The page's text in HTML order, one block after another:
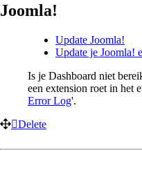
Joomla!
Update Joomla!
Update je Joomla!
Is je Dashboard niet
een extension roet in het
Error Log'.
Delete